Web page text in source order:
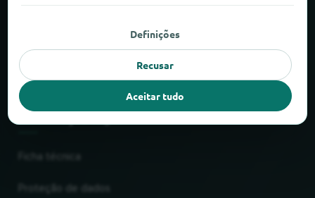
Sobre a locabee
Parceiros
Informação legal
Definições
Recusar
Aceitar tudo